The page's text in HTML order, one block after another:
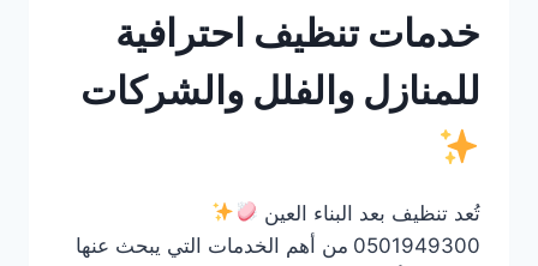
خدمات تنظيف احترافية
للمنازل والفلل والشركات
تُعد تنظيف بعد البناء العين
0501949300 من أهم الخدمات التي يبحث عنها